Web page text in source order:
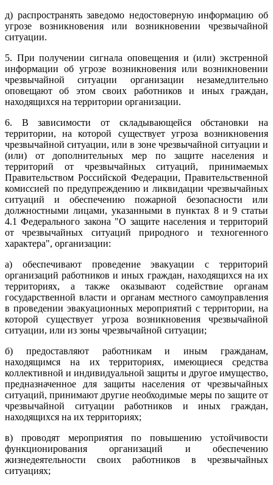
д) распространять заведомо недостоверную информацию об
угрозе возникновения или возникновении чрезвычайной
ситуации.
5. При получении сигнала оповещения и (или) экстренной
информации об угрозе возникновения или возникновении
чрезвычайной ситуации организации незамедлительно
оповещают об этом своих работников и иных граждан,
находящихся на территории организации.
6. В зависимости от складывающейся обстановки на
территории, на которой существует угроза возникновения
чрезвычайной ситуации, или в зоне чрезвычайной ситуации и
(или) от дополнительных мер по защите населения и
территорий от чрезвычайных ситуаций, принимаемых
Правительством Российской Федерации, Правительственной
комиссией по предупреждению и ликвидации чрезвычайных
ситуаций и обеспечению пожарной безопасности или
должностными лицами, указанными в пунктах 8и9 статьи
4.1 Федерального закона "О защите населения и территорий
от чрезвычайных ситуаций природного и техногенного
характера", организации:
а) обеспечивают проведение эвакуации с территорий
организаций работников и иных граждан, находящихся на их
территориях, а также оказывают содействие органам
государственной власти и органам местного самоуправления
в проведении эвакуационных мероприятий с территории, на
которой существует угроза возникновения чрезвычайной
ситуации, или из зоны чрезвычайной ситуации;
б) предоставляют работникам и иным гражданам,
находящимся на их территориях, имеющиеся средства
коллективной и индивидуальной защиты и другое имущество,
предназначенное для защиты населения от чрезвычайных
ситуаций, принимают другие необходимые меры по защите от
чрезвычайной ситуации работников и иных граждан,
находящихся на их территориях;
в) проводят мероприятия по повышению устойчивости
функционирования организаций и обеспечению
жизнедеятельности своих работников в чрезвычайных
ситуациях;